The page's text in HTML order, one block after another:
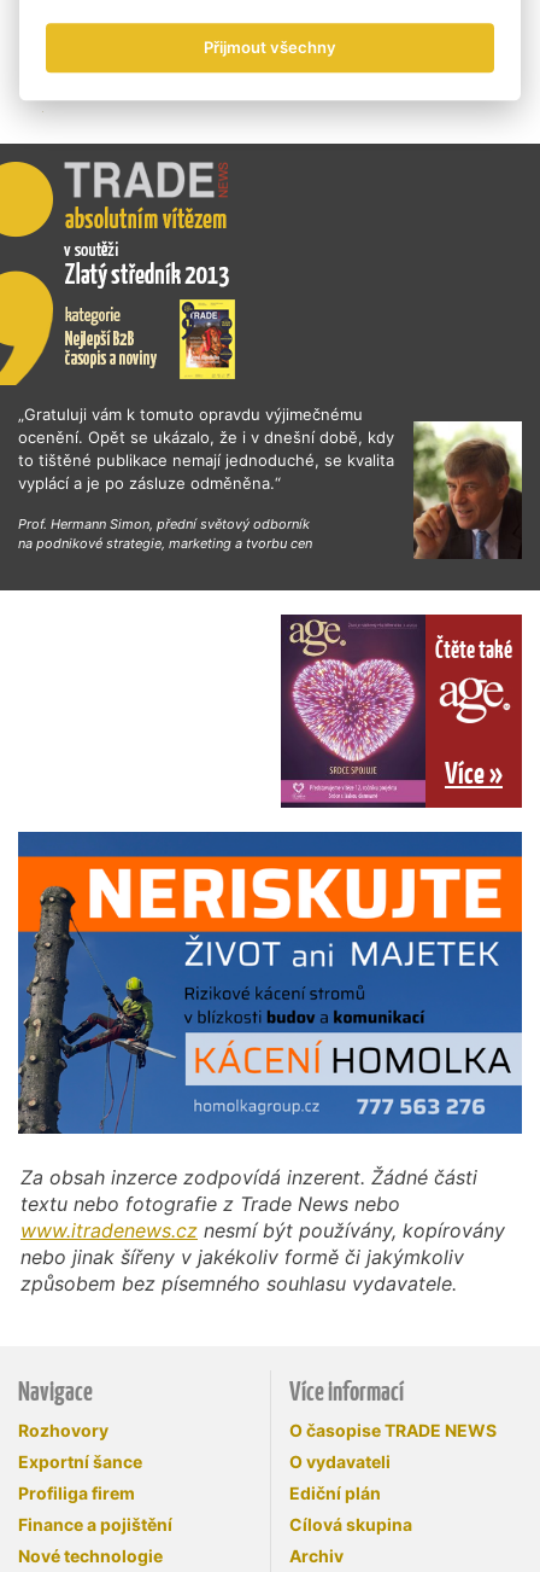
„Gratuluji vám k tomuto opravdu výjimečnému
ocenění. Opět se ukázalo, že i v dnešní době, kdy
to tištěné publikace nemají jednoduché, se kvalita
vyplácí a je po zásluze odměněna.“
Prof. Hermann Simon, přední světový odborník
na podnikové strategie, marketing a tvorbu cen
Čtěte také
Více »
Za obsah inzerce zodpovídá inzerent. Žádné části
textu nebo fotografie z Trade News nebo
www.itradenews.cz nesmí být používány, kopírovány
nebo jinak šířeny v jakékoliv formě či jakýmkoliv
způsobem bez písemného souhlasu vydavatele.
Navigace
Rozhovory
Exportní šance
Profiliga firem
Finance a pojištění
Nové technologie
Více informací
O časopise TRADE NEWS
O vydavateli
Ediční plán
Cílová skupina
Archiv
Přijmout všechny